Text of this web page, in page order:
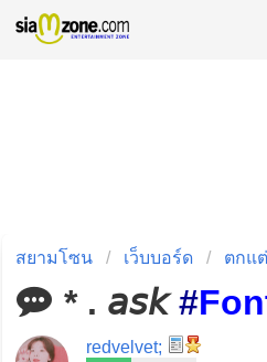
สยามโซน เว็บบอร์ด ตกแ
* . 𝘢𝘴𝘬#
redvelvet;